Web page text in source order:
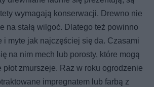
wymagają konserwacji. Drewno nie
na stałą wilgoć. Dlatego też powinno
i myte jak najczęściej się da. Czasami
na nim mech lub porosty, które mogą
zmurszeje. Raz w roku ogrodzenie
impregnatem lub farbą z